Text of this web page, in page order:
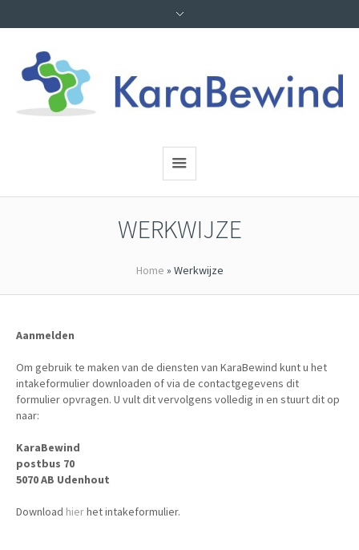
WERKWIJZE
Home » Werkwijze
Aanmelden
Om gebruik te maken van de diensten van KaraBewind kunt u het
intakeformulier downloaden of via de contactgegevens dit
formulier opvragen. U vult dit vervolgens volledig in en stuurt dit op
naar:
KaraBewind
postbus 70
5070 AB Udenhout
Download hierhet intakeformulier.